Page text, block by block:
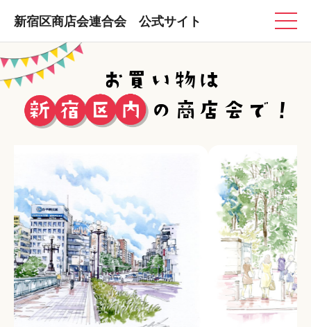
新宿区商店会連合会 公式サイト